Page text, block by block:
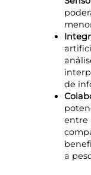
de
entre
a